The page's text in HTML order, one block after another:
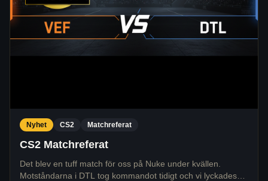
Nyhet CS2 Matchreferat
CS2 Matchreferat
Det blev en tuff match för oss på Nuke under kvällen.
Motståndarna i DTL tog kommandot tidigt och vi lyckades